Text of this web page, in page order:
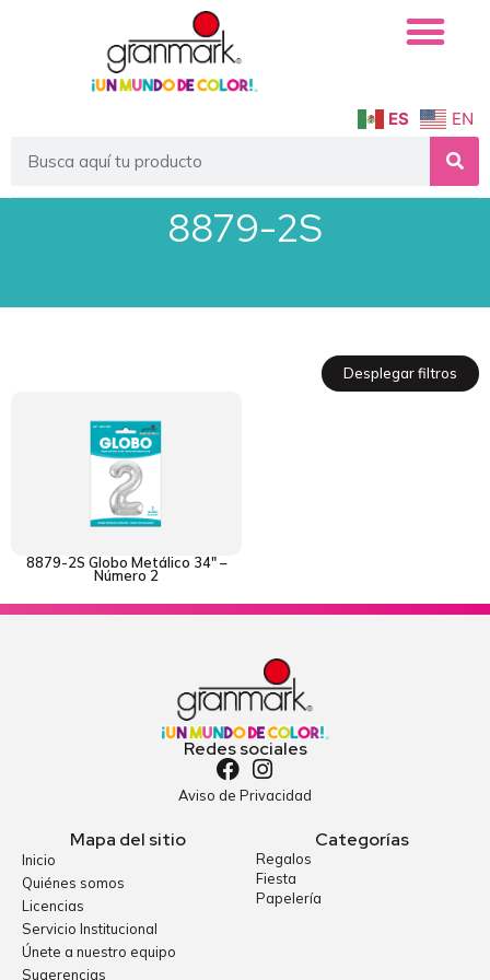
ES EN
8879-2S
Desplegar filtros
8879-2S Globo Metálico 34″ –
Número 2
Redes sociales
Aviso de Privacidad
Mapa del sitio
Inicio
Quiénes somos
Licencias
Servicio Institucional
Únete a nuestro equipo
Sugerencias
Categorías
Regalos
Fiesta
Papelería